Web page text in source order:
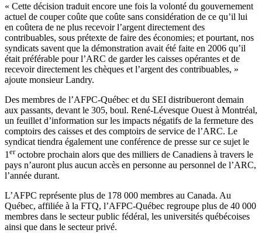
« Cette décision traduit encore une fois la volonté du gouvernement
actuel de couper coûte que coûte sans considération de ce qu’il lui
en coûtera de ne plus recevoir l’argent directement des
contribuables, sous prétexte de faire des économies; et pourtant, nos
syndicats savent que la démonstration avait été faite en 2006 qu’il
était préférable pour l’ARC de garder les caisses opérantes et de
recevoir directement les chèques et l’argent des contribuables, »
ajoute monsieur Landry.
Des membres de l’AFPC-Québec et du SEI distribueront demain
aux passants, devant le 305, boul. René-Lévesque Ouest à Montréal,
un feuillet d’information sur les impacts négatifs de la fermeture des
comptoirs des caisses et des comptoirs de service de l’ARC. Le
syndicat tiendra également une conférence de presse sur ce sujet le
1 eroctobre prochain alors que des milliers de Canadiens à travers le
pays n’auront plus aucun accès en personne au personnel de l’ARC,
l’année durant.
L’AFPC représente plus de 178 000 membres au Canada. Au
Québec, affiliée à la FTQ, l’AFPC-Québec regroupe plus de 40 000
membres dans le secteur public fédéral, les universités québécoises
ainsi que dans le secteur privé.